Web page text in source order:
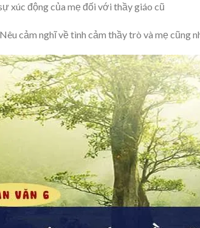
xúc động của mẹ đối với thầy giáo cũ
cảm nghĩ về tình cảm thầy trò và mẹ cũng